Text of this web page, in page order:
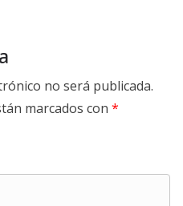
no será publicada.
marcados con *